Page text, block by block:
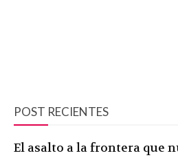
POST RECIENTES
El asalto a la frontera que